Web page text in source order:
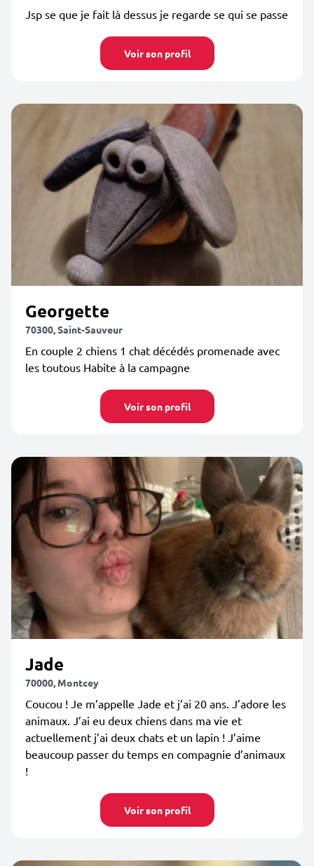
Jsp se que je fait là dessus je regarde se qui se passe
Voir son profil
Georgette
70300, Saint-Sauveur
En couple 2 chiens 1 chat décédés promenade avec
les toutous Habite à la campagne
Voir son profil
Jade
70000, Montcey
Coucou ! Je m’appelle Jade et j’ai 20 ans. J’adore les
animaux. J’ai eu deux chiens dans ma vie et
actuellement j’ai deux chats et un lapin ! J’aime
beaucoup passer du temps en compagnie d’animaux
!
Voir son profil